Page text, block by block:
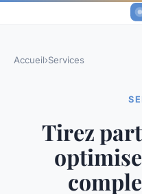
Accueil›Services
Tirez